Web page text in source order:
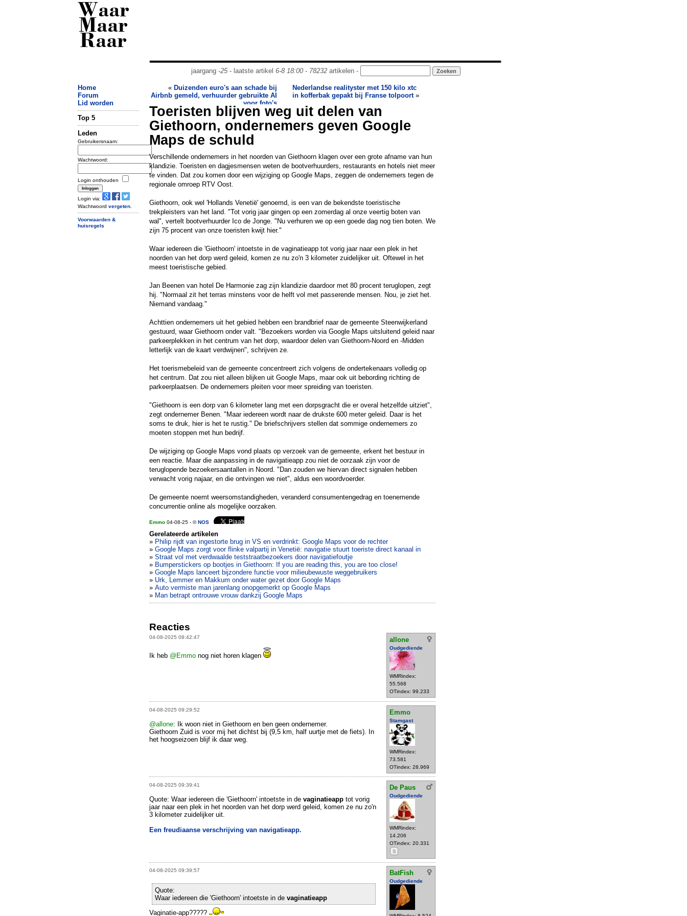
Waar
Maar
Raar
jaargang -25- laatste artikel 6-8 18:00- 78232artikelen -
Home
Forum
Lid worden
Top 5
Leden
Gebruikersnaam:
Wachtwoord:
Login onthouden
Login via:
Wachtwoord vergeten
Voorwaarden &
huisregels
« Duizenden euro's aan schade bij
Airbnb gemeld, verhuurder gebruikte AI
voor foto's
Nederlandse realityster met 150 kilo xtc
in kofferbak gepakt bij Franse tolpoort»
Toeristen blijven weg uit delen van
Giethoorn, ondernemers geven Google
Maps de schuld
Verschillende ondernemers in het noorden van Giethoorn klagen over een grote afname van hun
klandizie. Toeristen en dagjesmensen weten de bootverhuurders, restaurants en hotels niet meer
te vinden. Dat zou komen door een wijziging op Google Maps, zeggen de ondernemers tegen de
regionale omroep RTV Oost.
Giethoorn, ook wel 'Hollands Venetië' genoemd, is een van de bekendste toeristische
trekpleisters van het land. "Tot vorig jaar gingen op een zomerdag al onze veertig boten van
wal", vertelt bootverhuurder Ico de Jonge. "Nu verhuren we op een goede dag nog tien boten. We
zijn 75 procent van onze toeristen kwijt hier."
Waar iedereen die 'Giethoorn' intoetste in de vaginatieapp tot vorig jaar naar een plek in het
noorden van het dorp werd geleid, komen ze nu zo'n 3 kilometer zuidelijker uit. Oftewel in het
meest toeristische gebied.
Jan Beenen van hotel De Harmonie zag zijn klandizie daardoor met 80 procent teruglopen, zegt
hij. "Normaal zit het terras minstens voor de helft vol met passerende mensen. Nou, je ziet het.
Niemand vandaag."
Achttien ondernemers uit het gebied hebben een brandbrief naar de gemeente Steenwijkerland
gestuurd, waar Giethoorn onder valt. "Bezoekers worden via Google Maps uitsluitend geleid naar
parkeerplekken in het centrum van het dorp, waardoor delen van Giethoorn-Noord en -Midden
letterlijk van de kaart verdwijnen", schrijven ze.
Het toerismebeleid van de gemeente concentreert zich volgens de ondertekenaars volledig op
het centrum. Dat zou niet alleen blijken uit Google Maps, maar ook uit bebording richting de
parkeerplaatsen. De ondernemers pleiten voor meer spreiding van toeristen.
"Giethoorn is een dorp van 6 kilometer lang met een dorpsgracht die er overal hetzelfde uitziet",
zegt ondernemer Benen. "Maar iedereen wordt naar de drukste 600 meter geleid. Daar is het
soms te druk, hier is het te rustig." De briefschrijvers stellen dat sommige ondernemers zo
moeten stoppen met hun bedrijf.
De wijziging op Google Maps vond plaats op verzoek van de gemeente, erkent het bestuur in
een reactie. Maar die aanpassing in de navigatieapp zou niet de oorzaak zijn voor de
teruglopende bezoekersaantallen in Noord. "Dan zouden we hiervan direct signalen hebben
verwacht vorig najaar, en die ontvingen we niet", aldus een woordvoerder.
De gemeente noemt weersomstandigheden, veranderd consumentengedrag en toenemende
concurrentie online als mogelijke oorzaken.
Emmo 04-08-25 - ©NOS
Gerelateerde artikelen
» Philip rijdt van ingestorte brug in VS en verdrinkt: Google Maps voor de rechter
» Google Maps zorgt voor flinke valpartij in Venetië: navigatie stuurt toeriste direct kanaal in
» Straat vol met verdwaalde teststraatbezoekers door navigatiefoutje
» Bumperstickers op bootjes in Giethoorn: If you are reading this, you are too close!
» Google Maps lanceert bijzondere functie voor milieubewuste weggebruikers
» Urk, Lemmer en Makkum onder water gezet door Google Maps
» Auto vermiste man jarenlang onopgemerkt op Google Maps
» Man betrapt ontrouwe vrouw dankzij Google Maps
Reacties
04-08-2025 08:42:47 allone
Oudgediende
WMRindex:
55.568
OTindex: 99.233
Ik heb @Emmo nog niet horen klagen
04-08-2025 09:29:52 Emmo
Stamgast
WMRindex:
73.581
OTindex: 28.969
@allone: Ik woon niet in Giethoorn en ben geen ondernemer.
Giethoorn Zuid is voor mij het dichtst bij (9,5 km, half uurtje met de fiets). In
het hoogseizoen blijf ik daar weg.
04-08-2025 09:39:41 De Paus
Oudgediende
WMRindex:
14.206
OTindex: 20.331
S
Quote: Waar iedereen die 'Giethoorn' intoetste in de vaginatieapp tot vorig
jaar naar een plek in het noorden van het dorp werd geleid, komen ze nu zo'n
3 kilometer zuidelijker uit.
Een freudiaanse verschrijving van navigatieapp.
04-08-2025 09:39:57 BatFish
Oudgediende
Quote:
Waar iedereen die 'Giethoorn' intoetste in de vaginatieapp
Vaginatie-app?????